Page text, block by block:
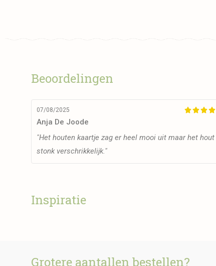
Beoordelingen

07/08/2025
Anja De Joode
"Het houten kaartje zag er heel mooi uit maar het hout
stonk verschrikkelijk."
Inspiratie
Grotere aantallen bestellen?